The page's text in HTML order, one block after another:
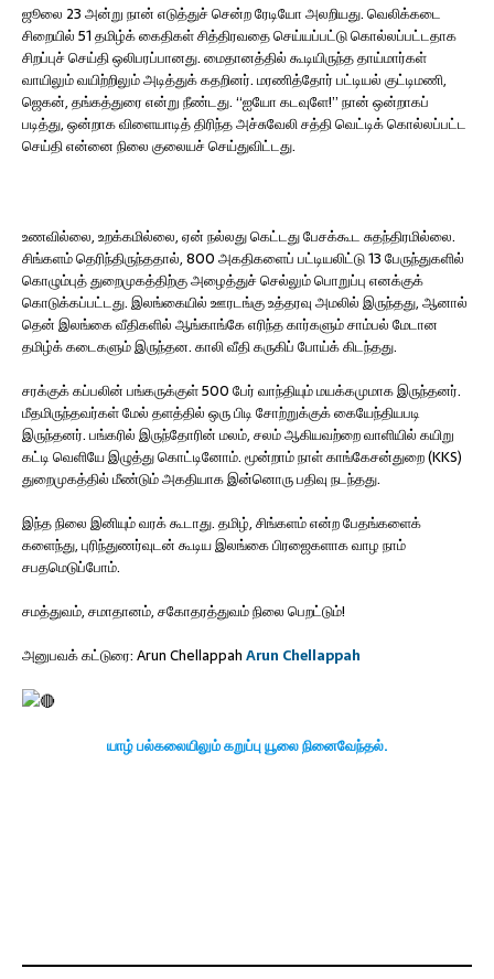
ஜூலை 23 அன்று நான் எடுத்துச் சென்ற ரேடியோ அலறியது. வெலிக்கடை
சிறையில் 51 தமிழ்க் கைதிகள் சித்திரவதை செய்யப்பட்டு கொல்லப்பட்டதாக
சிறப்புச் செய்தி ஒலிபரப்பானது. மைதானத்தில் கூடியிருந்த தாய்மார்கள்
வாயிலும் வயிற்றிலும் அடித்துக் கதறினர். மரணித்தோர் பட்டியல் குட்டிமணி,
ஜெகன், தங்கத்துரை என்று நீண்டது. “ஐயோ கடவுளே!” நான் ஒன்றாகப்
படித்து, ஒன்றாக விளையாடித் திரிந்த அச்சுவேலி சத்தி வெட்டிக் கொல்லப்பட்ட
செய்தி என்னை நிலை குலையச் செய்துவிட்டது.
உணவில்லை, உறக்கமில்லை, ஏன் நல்லது கெட்டது பேசக்கூட சுதந்திரமில்லை.
சிங்களம் தெரிந்திருந்ததால், 800 அகதிகளைப் பட்டியலிட்டு 13 பேருந்துகளில்
கொழும்புத் துறைமுகத்திற்கு அழைத்துச் செல்லும் பொறுப்பு எனக்குக்
கொடுக்கப்பட்டது. இலங்கையில் ஊரடங்கு உத்தரவு அமலில் இருந்தது, ஆனால்
தென் இலங்கை வீதிகளில் ஆங்காங்கே எரிந்த கார்களும் சாம்பல் மேடான
தமிழ்க் கடைகளும் இருந்தன. காலி வீதி கருகிப் போய்க் கிடந்தது.
சரக்குக் கப்பலின் பங்கருக்குள் 500 பேர் வாந்தியும் மயக்கமுமாக இருந்தனர்.
மீதமிருந்தவர்கள் மேல் தளத்தில் ஒரு பிடி சோற்றுக்குக் கையேந்தியபடி
இருந்தனர். பங்கரில் இருந்தோரின் மலம், சலம் ஆகியவற்றை வாளியில் கயிறு
கட்டி வெளியே இழுத்து கொட்டினோம். மூன்றாம் நாள் காங்கேசன்துறை (KKS)
துறைமுகத்தில் மீண்டும் அகதியாக இன்னொரு பதிவு நடந்தது.
இந்த நிலை இனியும் வரக் கூடாது. தமிழ், சிங்களம் என்ற பேதங்களைக்
களைந்து, புரிந்துணர்வுடன் கூடிய இலங்கை பிரஜைகளாக வாழ நாம்
சபதமெடுப்போம்.
சமத்துவம், சமாதானம், சகோதரத்துவம் நிலை பெறட்டும்!
அனுபவக் கட்டுரை: Arun ChellappahArun Chellappah
யாழ் பல்கலையிலும் கறுப்பு யூலை நினைவேந்தல்.